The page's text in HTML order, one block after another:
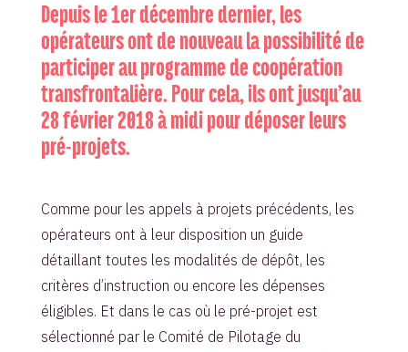
Depuis le 1er décembre dernier, les
opérateurs ont de nouveau la possibilité de
participer au programme de coopération
transfrontalière. Pour cela, ils ont jusqu’au
28 février 2018 à midi pour déposer leurs
pré-projets.
Comme pour les appels à projets précédents, les
opérateurs ont à leur disposition un guide
détaillant toutes les modalités de dépôt, les
critères d’instruction ou encore les dépenses
éligibles. Et dans le cas où le pré-projet est
sélectionné par le Comité de Pilotage du